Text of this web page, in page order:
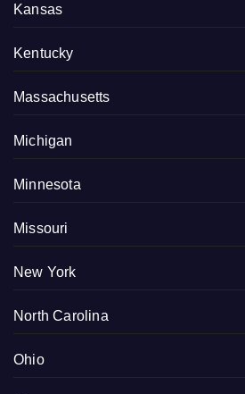
Kansas
Kentucky
Massachusetts
Michigan
Minnesota
Missouri
New York
North Carolina
Ohio